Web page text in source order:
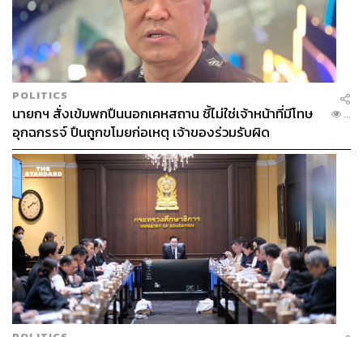
POLITICS
นายกฯ สั่งเข้มพกปืนนอกเคหสถาน ชี้ไม่ใช่เจ้าหน้าที่มีโทษ
อุกฉกรรจ์ ปืนถูกขโมยก่อเหตุ เจ้าของร่วมรับผิด
...